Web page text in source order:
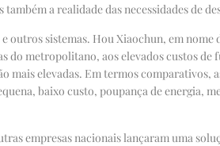
a realidade das necessidades de
sistemas. Hou Xiaochun, em nome
metropolitano, aos elevados custos de
mais elevadas. Em termos
baixo custo, poupança de energia,
empresas nacionais lançaram uma